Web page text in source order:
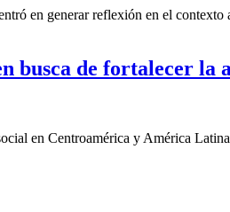
en generar reflexión en el
busca de fortalecer la
en Centroamérica y América